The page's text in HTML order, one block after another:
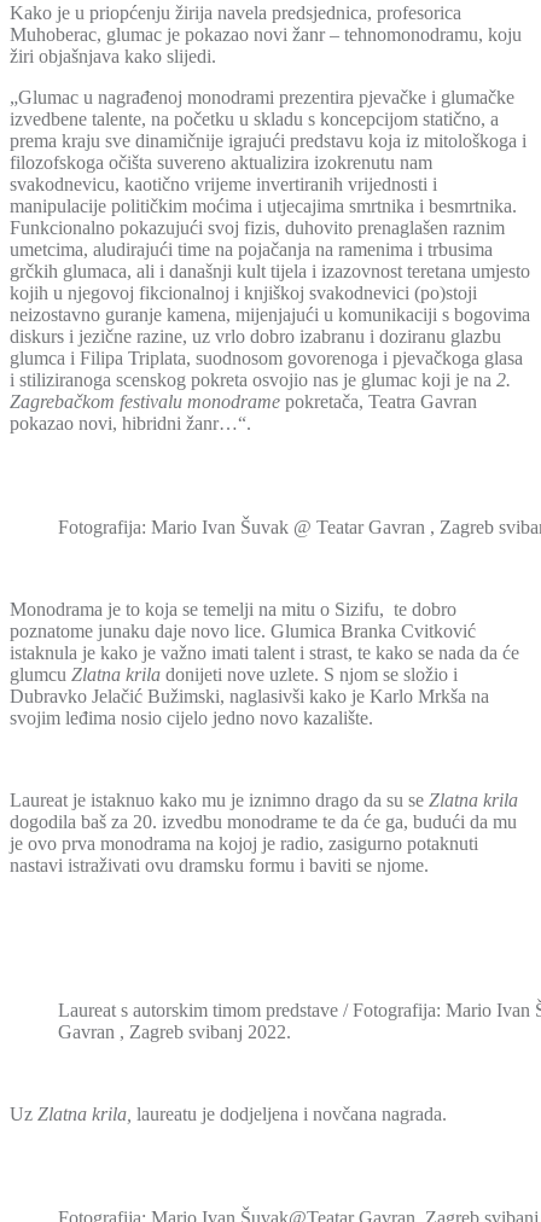
Kako je u priopćenju žirija navela predsjednica, profesorica
Muhoberac, glumac je pokazao novi žanr – tehnomonodramu, koju
žiri objašnjava kako slijedi.
„Glumac u nagrađenoj monodrami prezentira pjevačke i glumačke
izvedbene talente, na početku u skladu s koncepcijom statično, a
prema kraju sve dinamičnije igrajući predstavu koja iz mitološkoga i
filozofskoga očišta suvereno aktualizira izokrenutu nam
svakodnevicu, kaotično vrijeme invertiranih vrijednosti i
manipulacije političkim moćima i utjecajima smrtnika i besmrtnika.
Funkcionalno pokazujući svoj fizis, duhovito prenaglašen raznim
umetcima, aludirajući time na pojačanja na ramenima i trbusima
grčkih glumaca, ali i današnji kult tijela i izazovnost teretana umjesto
kojih u njegovoj fikcionalnoj i knjiškoj svakodnevici (po)stoji
neizostavno guranje kamena, mijenjajući u komunikaciji s bogovima
diskurs i jezične razine, uz vrlo dobro izabranu i doziranu glazbu
glumca i Filipa Triplata, suodnosom govorenoga i pjevačkoga glasa
i stiliziranoga scenskog pokreta osvojio nas je glumac koji je na 2.
Zagrebačkom festivalu monodrame pokretača, Teatra Gavran
pokazao novi, hibridni žanr…“.
Fotografija: Mario Ivan Šuvak @ Teatar Gavran , Zagreb
Monodrama je to koja se temelji na mitu o Sizifu, te dobro
poznatome junaku daje novo lice. Glumica Branka Cvitković
istaknula je kako je važno imati talent i strast, te kako se nada da će
glumcu Zlatna krila donijeti nove uzlete. S njom se složio i
Dubravko Jelačić Bužimski, naglasivši kako je Karlo Mrkša na
svojim leđima nosio cijelo jedno novo kazalište.
Laureat je istaknuo kako mu je iznimno drago da su se Zlatna krila
dogodila baš za 20. izvedbu monodrame te da će ga, budući da mu
je ovo prva monodrama na kojoj je radio, zasigurno potaknuti
nastavi istraživati ovu dramsku formu i baviti se njome.
Laureat s autorskim timom predstave / Fotografija: Mario Ivan
Gavran , Zagreb svibanj 2022.
Uz Zlatna krila, laureatu je dodjeljena i novčana nagrada.
Fotografija: Mario Ivan Šuvak@Teatar Gavran, Zagreb svibanj